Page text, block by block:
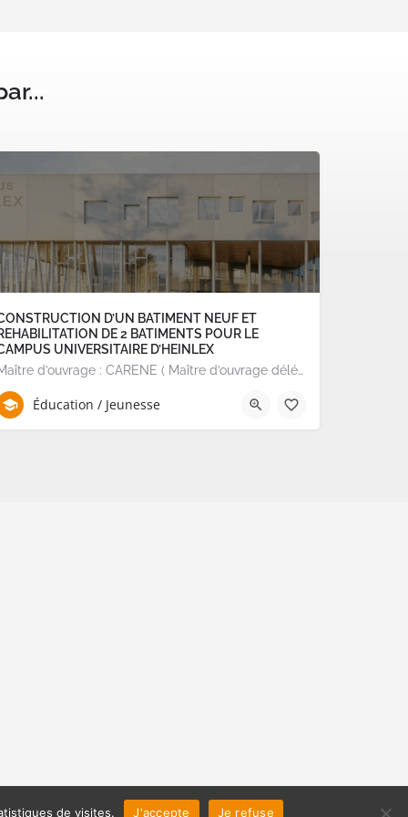
D’UN BATIMENT NEUF ET
DE 2 BATIMENTS POUR LE
UNIVERSITAIRE D’HEINLEX
Maître d’ouvrage : CARENE ( Maître d’ouvrage délégué) : SONADEV TERRITOIRES PUBLICS Missions : Montage et…
Éducation / Jeunesse
de visites. J'accepte Je refuse